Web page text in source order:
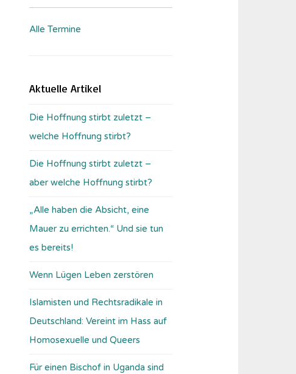
Alle Termine
Aktuelle Artikel
Die Hoffnung stirbt zuletzt –
welche Hoffnung stirbt?
Die Hoffnung stirbt zuletzt –
aber welche Hoffnung stirbt?
„Alle haben die Absicht, eine
Mauer zu errichten.“ Und sie tun
es bereits!
Wenn Lügen Leben zerstören
Islamisten und Rechtsradikale in
Deutschland: Vereint im Hass auf
Homosexuelle und Queers
Für einen Bischof in Uganda sind